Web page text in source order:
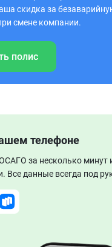
скидка за
смене компании.
полис
телефоне
за несколько минут
Все данные всегда под